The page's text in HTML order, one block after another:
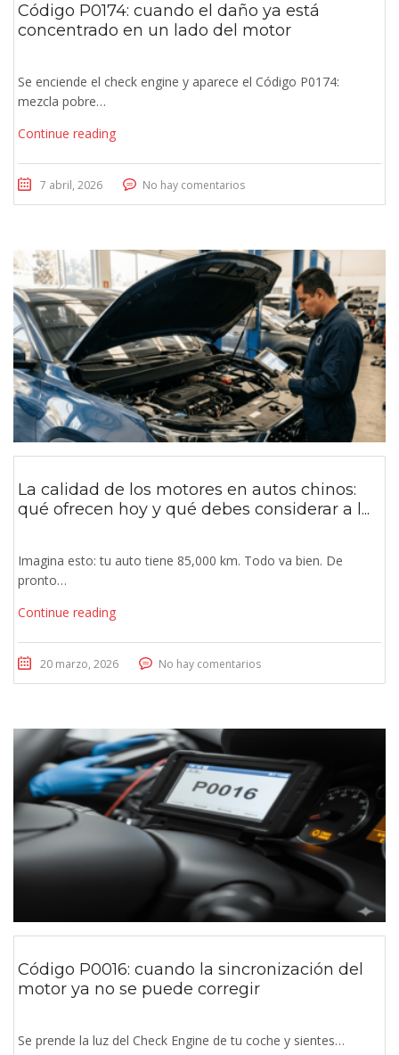
Código P0174: cuando el daño ya está
concentrado en un lado del motor
Se enciende el check engine y aparece el Código P0174:
mezcla pobre…
Continue reading
7 abril, 2026 No hay comentarios
La calidad de los motores en autos chinos:
qué ofrecen hoy y qué debes considerar a l...
Imagina esto: tu auto tiene 85,000 km. Todo va bien. De
pronto…
Continue reading
20 marzo, 2026 No hay comentarios
Código P0016: cuando la sincronización del
motor ya no se puede corregir
Se prende la luz del Check Engine de tu coche y sientes…